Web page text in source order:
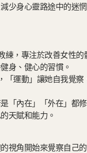
少身心靈路途中的迷
練，專注於改善女性
身、健心的習慣。
「運動」讓她自我覺
「內在」「外在」都
天賦和能力。
視角開始來覺察自己